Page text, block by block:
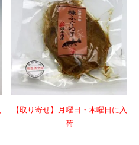
【取り寄せ】月曜日・木曜日に入
荷